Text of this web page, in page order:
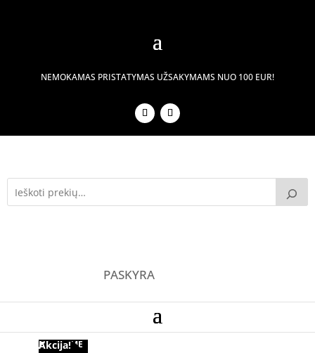
NEMOKAMAS PRISTATYMAS UŽSAKYMAMS NUO 100 EUR!
PASKYRA
NETURIME
Akcija!
Akcija!
Akcija!
Akcija!
Akcija!
Akcija!